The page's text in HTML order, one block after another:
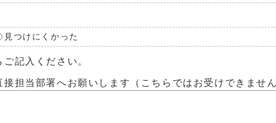
見つけにくかった
記入ください。
接担当部署へお願いします（こちらではお受けできませ